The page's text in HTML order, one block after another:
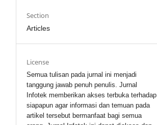
Section
Articles
License
Semua tulisan pada jurnal ini menjadi
tanggung jawab penuh penulis. Jurnal
Infotek memberikan akses terbuka terhadap
siapapun agar informasi dan temuan pada
artikel tersebut bermanfaat bagi semua